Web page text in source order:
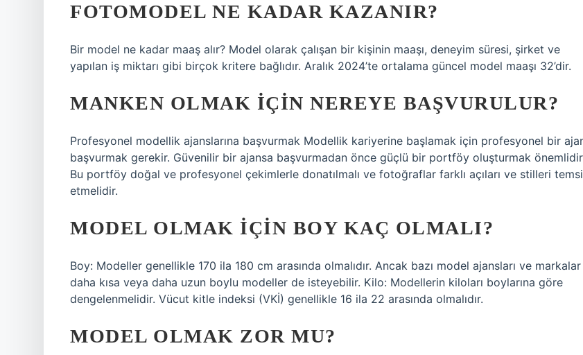
FOTOMODEL NE KADAR KAZANIR?
Bir model ne kadar maaş alır? Model olarak çalışan bir kişinin maaşı, deneyim süresi, şirket ve
yapılan iş miktarı gibi birçok kritere bağlıdır. Aralık 2024’te ortalama güncel model maaşı 32’dir.
MANKEN OLMAK IÇIN NEREYE BAŞVURULUR?
Profesyonel modellik ajanslarına başvurmak Modellik kariyerine başlamak için profesyonel bir
başvurmak gerekir. Güvenilir bir ajansa başvurmadan önce güçlü bir portföy oluşturmak
Bu portföy doğal ve profesyonel çekimlerle donatılmalı ve fotoğraflar farklı açıları ve stilleri
etmelidir.
MODEL OLMAK IÇIN BOY KAÇ OLMALI?
Boy: Modeller genellikle 170 ila 180 cm arasında olmalıdır. Ancak bazı model ajansları ve markalar
daha kısa veya daha uzun boylu modeller de isteyebilir. Kilo: Modellerin kiloları boylarına göre
dengelenmelidir. Vücut kitle indeksi (VKİ) genellikle 16 ila 22 arasında olmalıdır.
MODEL OLMAK ZOR MU?